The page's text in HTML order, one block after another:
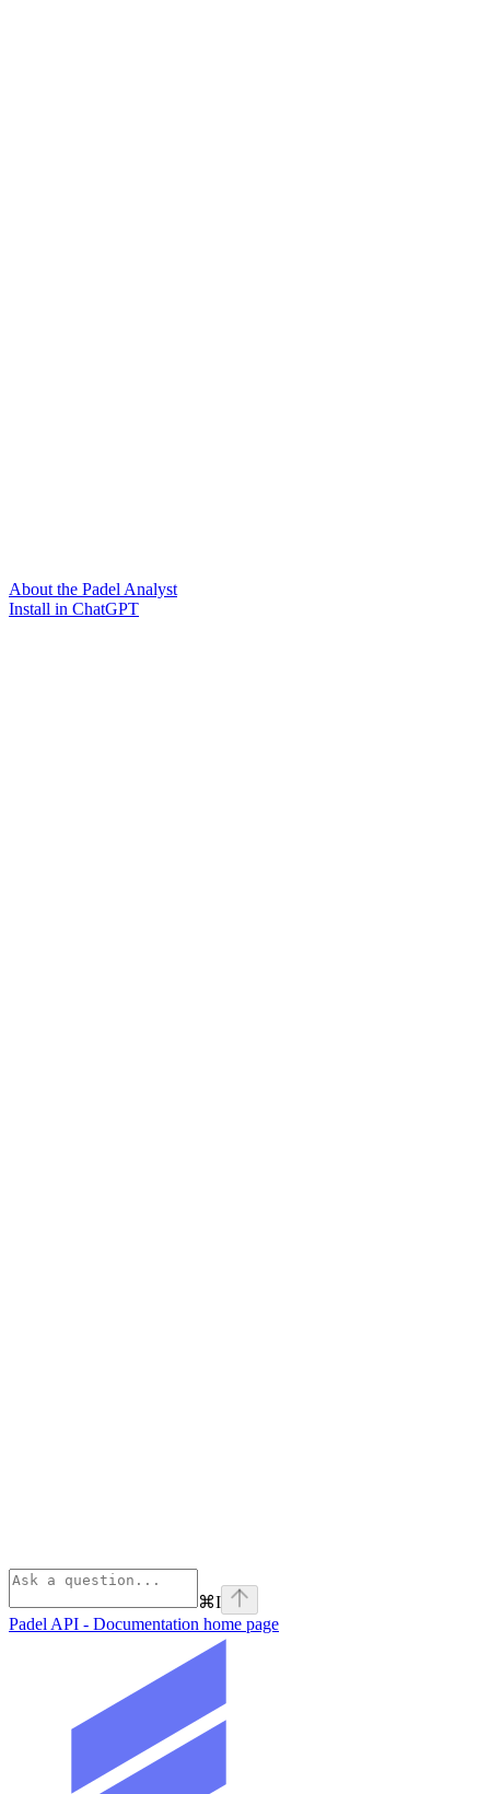
About the Padel Analyst
Install in ChatGPT
⌘I
Padel API - Documentation home page